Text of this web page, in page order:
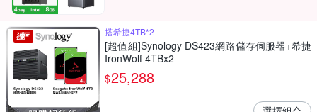
搭希捷4TB*2
[超值組]Synology DS423網路儲存伺服器+希捷
IronWolf 4TBx2
$25,288